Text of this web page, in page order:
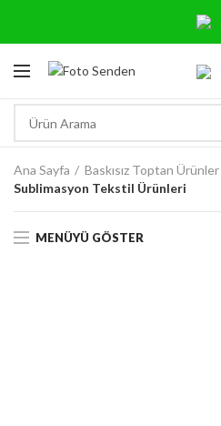
Ana Sayfa Baskısız Toptan Ürünler
Sublimasyon Tekstil Ürünleri
MENÜYÜ GÖSTER